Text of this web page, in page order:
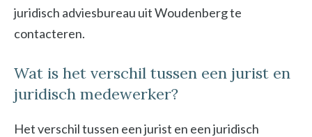
juridisch adviesbureau uit Woudenberg te
contacteren.
Wat is het verschil tussen een jurist en
juridisch medewerker?
Het verschil tussen een jurist en een juridisch